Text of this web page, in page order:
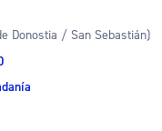
Donostia / San Sebastián)